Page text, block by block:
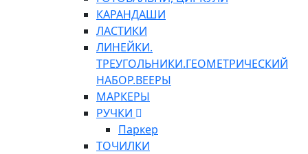
КАРАНДАШИ
ЛАСТИКИ
ЛИНЕЙКИ.
ТРЕУГОЛЬНИКИ.ГЕОМЕТРИЧЕСКИЙ
НАБОР.ВЕЕРЫ
МАРКЕРЫ
РУЧКИ
Паркер
ТОЧИЛКИ